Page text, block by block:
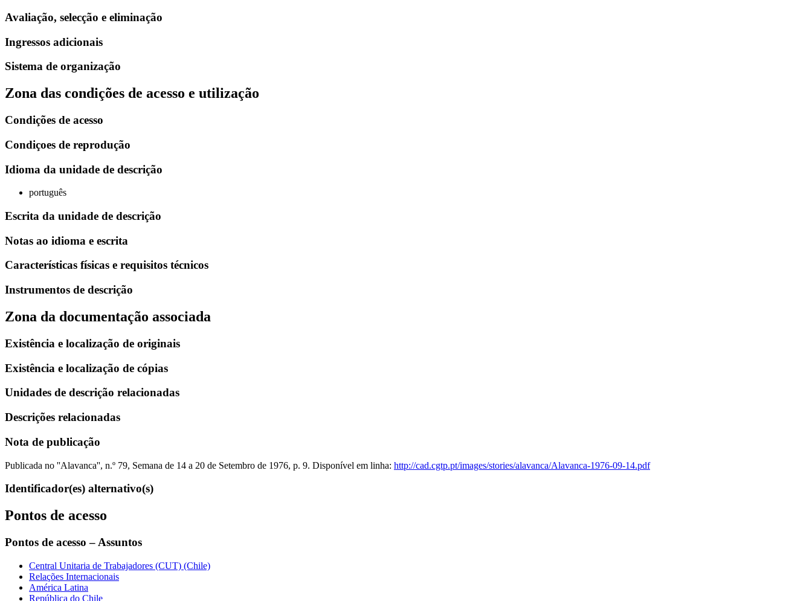
Avaliação, selecção e eliminação
Ingressos adicionais
Sistema de organização
Zona das condições de acesso e utilização
Condições de acesso
Condiçoes de reprodução
Idioma da unidade de descrição
português
Escrita da unidade de descrição
Notas ao idioma e escrita
Características físicas e requisitos técnicos
Instrumentos de descrição
Zona da documentação associada
Existência e localização de originais
Existência e localização de cópias
Unidades de descrição relacionadas
Descrições relacionadas
Nota de publicação
Publicada no ''Alavanca'', n.º 79, Semana de 14 a 20 de Setembro de 1976, p. 9. Disponível em linha: http://cad.cgtp.pt/images/stories/alavanca/Alavanca-1976-09-14.pdf
Identificador(es) alternativo(s)
Pontos de acesso
Pontos de acesso – Assuntos
Central Unitaria de Trabajadores (CUT) (Chile)
Relações Internacionais
América Latina
República do Chile